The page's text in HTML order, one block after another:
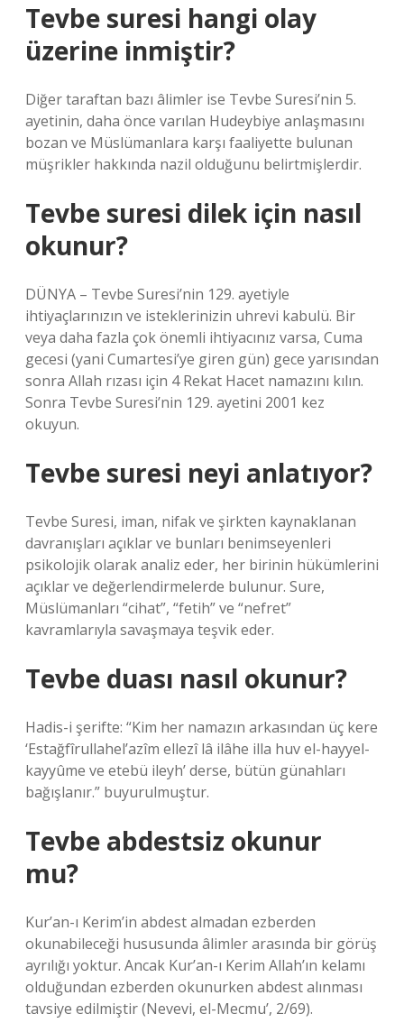
Tevbe suresi hangi olay
üzerine inmiştir?
Diğer taraftan bazı âlimler ise Tevbe Suresi’nin 5.
ayetinin, daha önce varılan Hudeybiye anlaşmasını
bozan ve Müslümanlara karşı faaliyette bulunan
müşrikler hakkında nazil olduğunu belirtmişlerdir.
Tevbe suresi dilek için nasıl
okunur?
DÜNYA – Tevbe Suresi’nin 129. ayetiyle
ihtiyaçlarınızın ve isteklerinizin uhrevi kabulü. Bir
veya daha fazla çok önemli ihtiyacınız varsa, Cuma
gecesi (yani Cumartesi’ye giren gün) gece yarısından
sonra Allah rızası için 4 Rekat Hacet namazını kılın.
Sonra Tevbe Suresi’nin 129. ayetini 2001 kez
okuyun.
Tevbe suresi neyi anlatıyor?
Tevbe Suresi, iman, nifak ve şirkten kaynaklanan
davranışları açıklar ve bunları benimseyenleri
psikolojik olarak analiz eder, her birinin hükümlerini
açıklar ve değerlendirmelerde bulunur. Sure,
Müslümanları “cihat”, “fetih” ve “nefret”
kavramlarıyla savaşmaya teşvik eder.
Tevbe duası nasıl okunur?
Hadis-i şerifte: “Kim her namazın arkasından üç kere
‘Estağfîrullahel’azîm ellezî lâ ilâhe illa huv el-hayyel-
kayyûme ve etebü ileyh’ derse, bütün günahları
bağışlanır.” buyurulmuştur.
Tevbe abdestsiz okunur
mu?
Kur’an-ı Kerim’in abdest almadan ezberden
okunabileceği hususunda âlimler arasında bir görüş
ayrılığı yoktur. Ancak Kur’an-ı Kerim Allah’ın kelamı
olduğundan ezberden okunurken abdest alınması
tavsiye edilmiştir (Nevevi, el-Mecmu’, 2/69).